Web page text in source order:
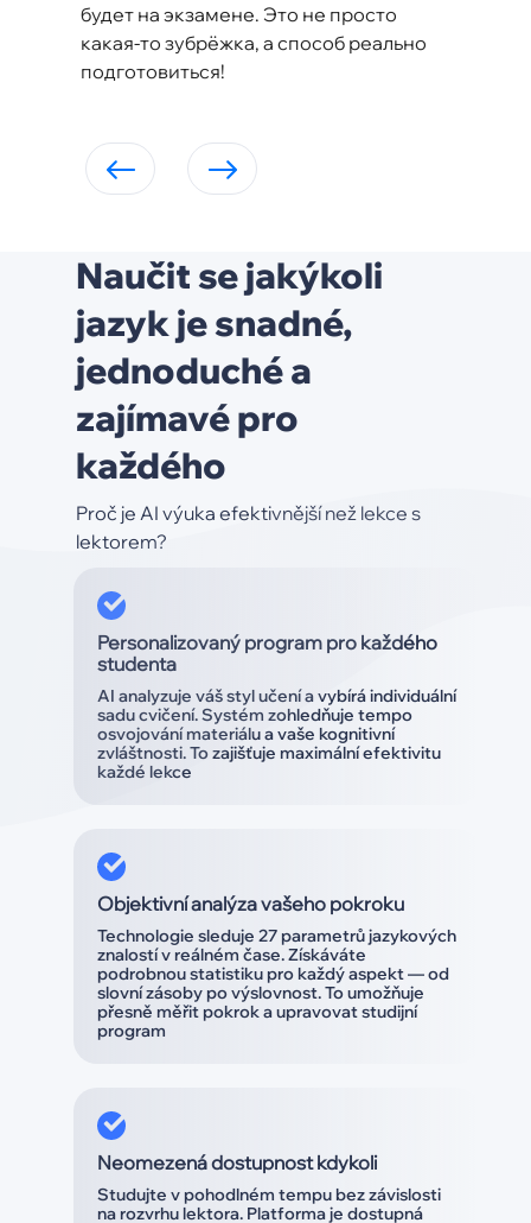
будет на экзамене. Это не просто
какая-то зубрёжка, а способ реально
подготовиться!
Naučit se jakýkoli
jazyk je snadné,
jednoduché a
zajímavé pro
každého
Proč je AI výuka efektivnější než lekce s
lektorem?
Personalizovaný program pro každého
studenta
AI analyzuje váš styl učení a vybírá individuální
sadu cvičení. Systém zohledňuje tempo
osvojování materiálu a vaše kognitivní
zvláštnosti. To zajišťuje maximální efektivitu
každé lekce
Objektivní analýza vašeho pokroku
Technologie sleduje 27 parametrů jazykových
znalostí v reálném čase. Získáváte
podrobnou statistiku pro každý aspekt — od
slovní zásoby po výslovnost. To umožňuje
přesně měřit pokrok a upravovat studijní
program
Neomezená dostupnost kdykoli
Studujte v pohodlném tempu bez závislosti
na rozvrhu lektora. Platforma je dostupná